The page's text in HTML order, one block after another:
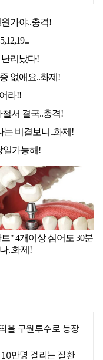
울 구원투수로 등장
만명 걸리는 질환